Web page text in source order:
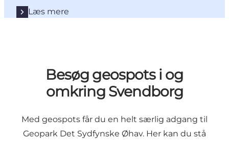
Læs mere
Besøg geospots i og
omkring Svendborg
Med geospots får du en helt særlig adgang til
Geopark Det Sydfynske Øhav. Her kan du stå